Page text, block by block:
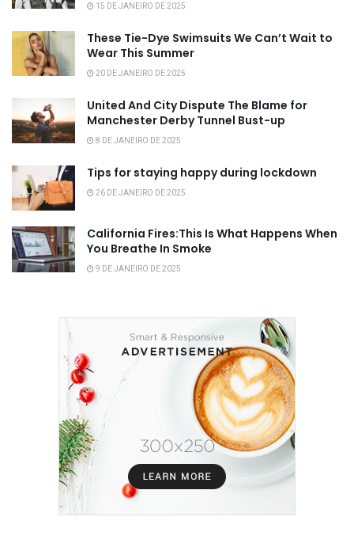
15 DE JANEIRO DE 2025
These Tie-Dye Swimsuits We Can’t Wait to
Wear This Summer
20 DE JANEIRO DE 2025
United And City Dispute The Blame for
Manchester Derby Tunnel Bust-up
8 DE JANEIRO DE 2025
Tips for staying happy during lockdown
26 DE JANEIRO DE 2025
California Fires:This Is What Happens When
You Breathe In Smoke
9 DE JANEIRO DE 2025